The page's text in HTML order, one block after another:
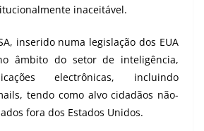
inaceitável.
inserido numa legislação dos EUA
âmbito do setor de inteligência,
electrônicas, incluindo
tendo como alvo cidadãos não-
fora dos Estados Unidos.